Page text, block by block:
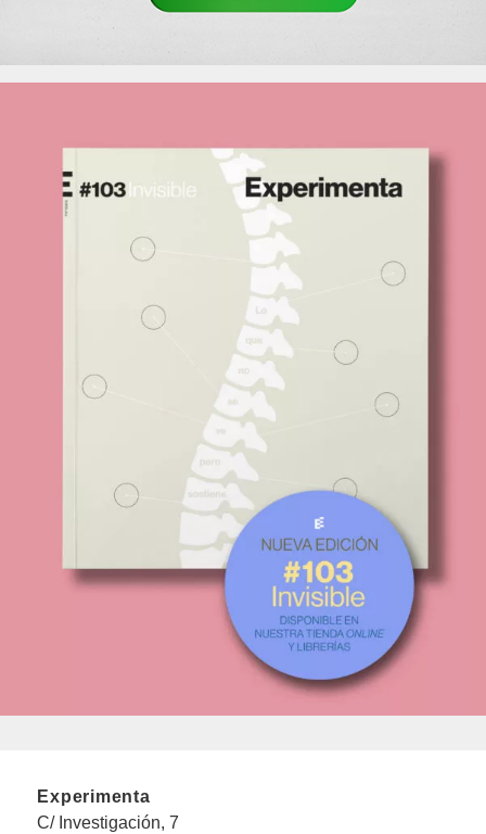
Experimenta
C/ Investigación, 7